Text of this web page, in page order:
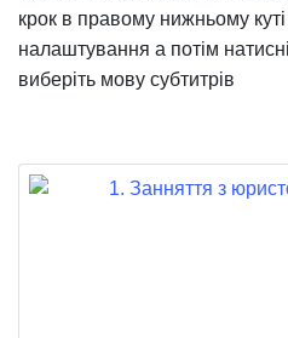
крок в правому нижньому
налаштування а потім
виберіть мову субтитрів